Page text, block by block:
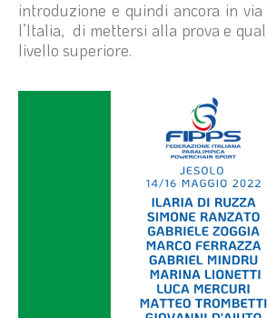
introduzione e quindi ancora in via
l’Italia, di mettersi alla prova e
livello superiore.